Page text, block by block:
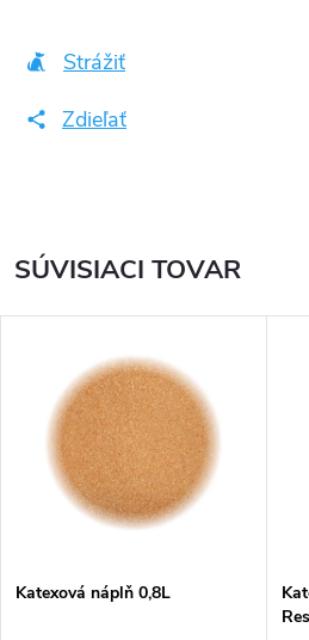
Strážiť
Zdieľať
SÚVISIACI TOVAR
Katexová náplň 0,8L